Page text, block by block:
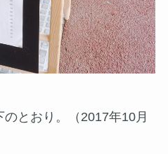
のとおり。（2017年10月